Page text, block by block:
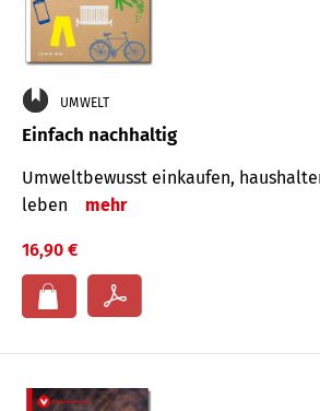
UMWELT
Einfach nachhaltig
Umweltbewusst einkaufen,
leben
mehr
16,90 €